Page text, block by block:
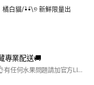
專業配送🚚
給您最新鮮‼️品質最好的水果‼️ 👌有任何水果問題請加官方LINE帳號